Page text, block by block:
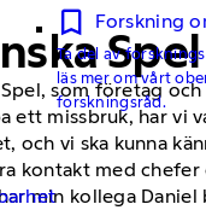
Forskning
Ta del av
läs mer om vårt
forskningsråd.
Spel, som företag
ett missbruk, har vi
och vi ska kunna
kontakt med
min kollega